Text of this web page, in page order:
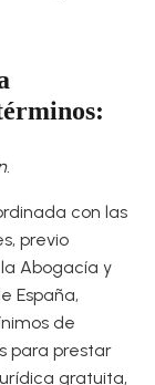
con las
previo
Abogacía y
España,
de
para prestar
gratuita,